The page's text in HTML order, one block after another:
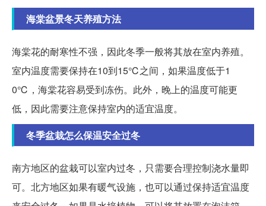
海棠盆景冬天养殖方法
海棠花的耐寒性不强，因此冬季一般将其放在室内养殖。
室内温度需要保持在10到15℃之间，如果温度低于1
0℃，海棠花容易受到冻伤。此外，晚上的温度可能更
低，因此需要注意保持室内的适宜温度。
冬季盆栽怎么保温安全过冬
南方地区的盆栽可以室内过冬，只需要合理控制浇水量即
可。北方地区如果有暖气设施，也可以通过保持适宜温度